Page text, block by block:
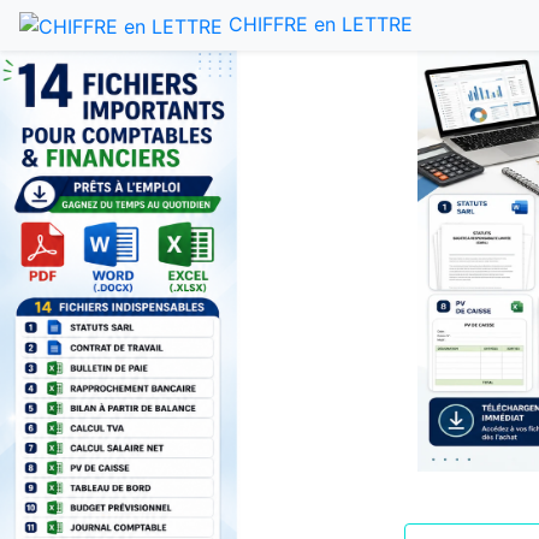
CHIFFRE en LETTRE